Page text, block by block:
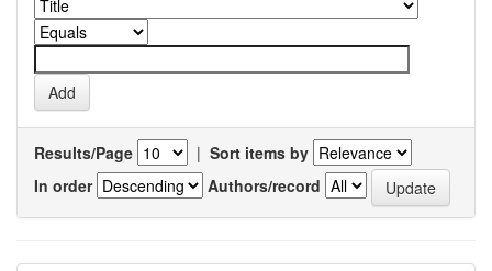
Results/Page | Sort items by
In order
Authors/record